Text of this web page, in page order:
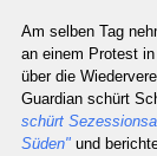
Am selben Tag
an einem Protest
über die
Guardian schürt
schürt
Süden" und